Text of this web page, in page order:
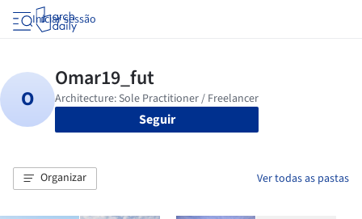
Iniciar sessão
Seguir
Organizar Ver todas as pastas